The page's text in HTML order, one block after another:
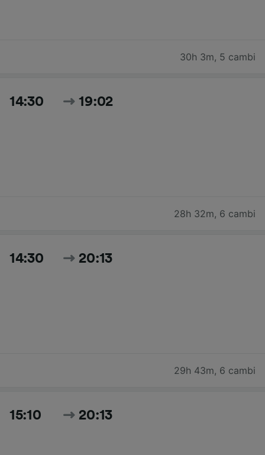
30h 3m, 5 cambi
14:30 19:02
28h 32m, 6 cambi
14:30 20:13
29h 43m, 6 cambi
15:10 20:13